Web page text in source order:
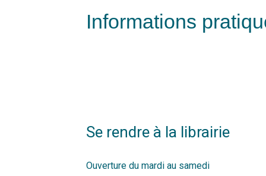
Informations
Se rendre à la librairie
Ouverture du mardi au samedi